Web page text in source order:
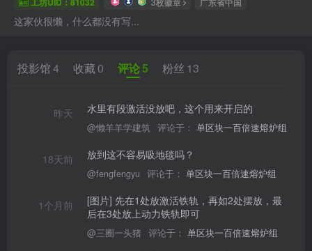
这家伙很懒，什么都没有写...
投影馆4 收藏 0 评论5 粉丝 13
昨天 水里有段激活没放吧，这个用来开启的
@懒羊羊学建筑 评论于： 单区块一百倍速熔炉组
18天前 放到这不容易吸地毯吗？
@fengfengyu 评论于： 单区块一百倍速熔炉组
1个月前
[图片] 先在1处放激活铁轨，再如2处摆放，最
后在3处放上动力铁轨即可
@三圈一头猪 评论于： 单区块一百倍速熔炉组